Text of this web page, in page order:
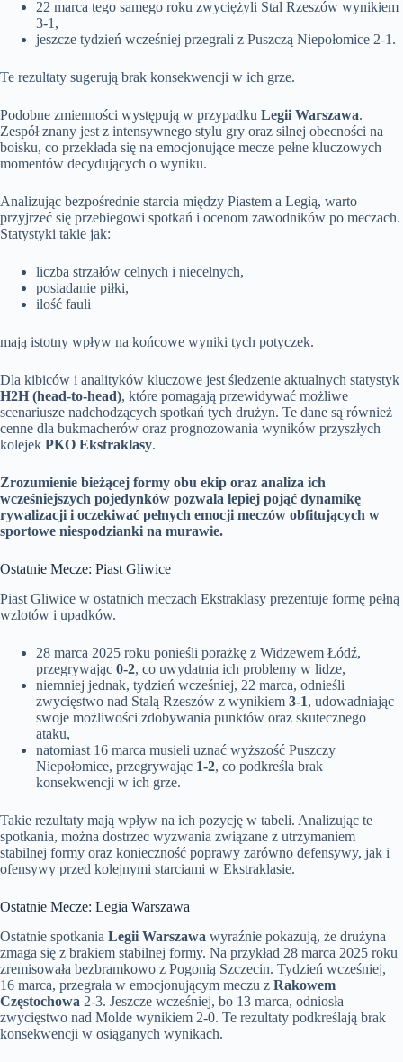
22 marca tego samego roku zwyciężyli Stal Rzeszów wynikiem
3-1,
jeszcze tydzień wcześniej przegrali z Puszczą Niepołomice 2-1.
Te rezultaty sugerują brak konsekwencji w ich grze.
Podobne zmienności występują w przypadku Legii Warszawa.
Zespół znany jest z intensywnego stylu gry oraz silnej obecności na
boisku, co przekłada się na emocjonujące mecze pełne kluczowych
momentów decydujących o wyniku.
Analizując bezpośrednie starcia między Piastem a Legią, warto
przyjrzeć się przebiegowi spotkań i ocenom zawodników po meczach.
Statystyki takie jak:
liczba strzałów celnych i niecelnych,
posiadanie piłki,
ilość fauli
mają istotny wpływ na końcowe wyniki tych potyczek.
Dla kibiców i analityków kluczowe jest śledzenie aktualnych statystyk
H2H (head-to-head), które pomagają przewidywać możliwe
scenariusze nadchodzących spotkań tych drużyn. Te dane są również
cenne dla bukmacherów oraz prognozowania wyników przyszłych
kolejek PKO Ekstraklasy.
Zrozumienie bieżącej formy obu ekip oraz analiza ich
wcześniejszych pojedynków pozwala lepiej pojąć dynamikę
rywalizacji i oczekiwać pełnych emocji meczów obfitujących w
sportowe niespodzianki na murawie.
Ostatnie Mecze: Piast Gliwice
Piast Gliwice w ostatnich meczach Ekstraklasy prezentuje formę pełną
wzlotów i upadków.
28 marca 2025 roku ponieśli porażkę z Widzewem Łódź,
przegrywając 0-2, co uwydatnia ich problemy w lidze,
niemniej jednak, tydzień wcześniej, 22 marca, odnieśli
zwycięstwo nad Stalą Rzeszów z wynikiem 3-1, udowadniając
swoje możliwości zdobywania punktów oraz skutecznego
ataku,
natomiast 16 marca musieli uznać wyższość Puszczy
Niepołomice, przegrywając 1-2, co podkreśla brak
konsekwencji w ich grze.
Takie rezultaty mają wpływ na ich pozycję w tabeli. Analizując te
spotkania, można dostrzec wyzwania związane z utrzymaniem
stabilnej formy oraz konieczność poprawy zarówno defensywy, jak i
ofensywy przed kolejnymi starciami w Ekstraklasie.
Ostatnie Mecze: Legia Warszawa
Ostatnie spotkania Legii Warszawa wyraźnie pokazują, że drużyna
zmaga się z brakiem stabilnej formy. Na przykład 28 marca 2025 roku
zremisowała bezbramkowo z Pogonią Szczecin. Tydzień wcześniej,
16 marca, przegrała w emocjonującym meczu z Rakowem
Częstochowa 2-3. Jeszcze wcześniej, bo 13 marca, odniosła
zwycięstwo nad Molde wynikiem 2-0. Te rezultaty podkreślają brak
konsekwencji w osiąganych wynikach.